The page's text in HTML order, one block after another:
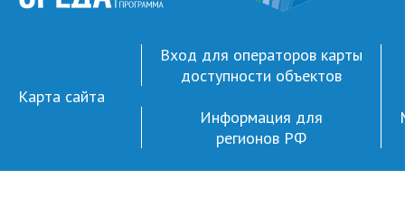
Карта сайта
Вход для операторов карты
доступности объектов
Информация для
регионов РФ